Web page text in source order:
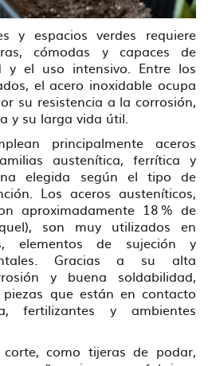
y espacios verdes requiere
cómodas y capaces de
y el uso intensivo. Entre los
el acero inoxidable ocupa
su resistencia a la corrosión,
y su larga vida útil.
principalmente aceros
austenítica, ferrítica y
elegida según el tipo de
Los aceros austeníticos,
aproximadamente 18 % de
son muy utilizados en
elementos de sujeción y
Gracias a su alta
y buena soldabilidad,
que están en contacto
fertilizantes y ambientes
como tijeras de podar,